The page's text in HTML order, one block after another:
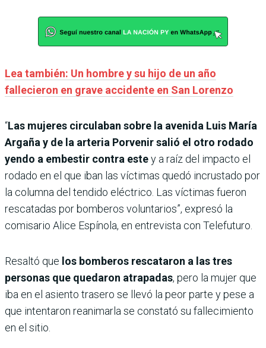
Lea también: Un hombre y su hijo de un año
fallecieron en grave accidente en San Lorenzo
“Las mujeres circulaban sobre la avenida Luis María
Argaña y de la arteria Porvenir salió el otro rodado
yendo a embestir contra estey a raíz del impacto el
rodado en el que iban las víctimas quedó incrustado por
la columna del tendido eléctrico. Las víctimas fueron
rescatadas por bomberos voluntarios”, expresó la
comisario Alice Espínola, en entrevista con Telefuturo.
Resaltó que los bomberos rescataron a las tres
personas que quedaron atrapadas, pero la mujer que
iba en el asiento trasero se llevó la peor parte y pese a
que intentaron reanimarla se constató su fallecimiento
en el sitio.